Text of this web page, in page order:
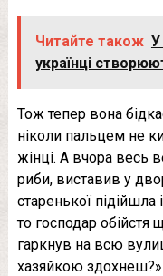
Читайте також У
українці
Тож тепер вона
ніколи пальцем не
жінці. А вчора весь
риби, виставив у
старенької
то господар
гаркнув на всю
хазяйкою